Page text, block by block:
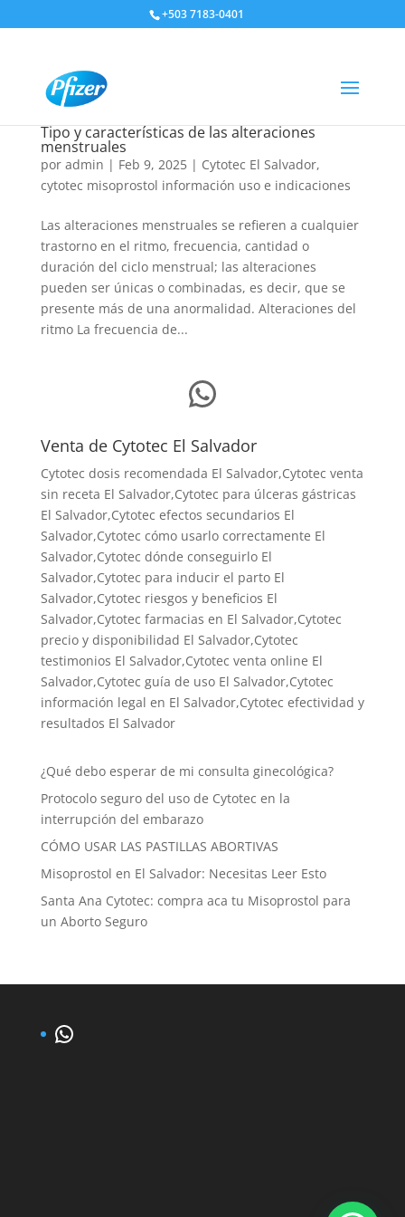
+503 7183-0401
Tipo y características de las alteraciones
menstruales
por admin | Feb 9, 2025| Cytotec El Salvador,
cytotec misoprostol información uso e indicaciones
Las alteraciones menstruales se refieren a cualquier
trastorno en el ritmo, frecuencia, cantidad o
duración del ciclo menstrual; las alteraciones
pueden ser únicas o combinadas, es decir, que se
presente más de una anormalidad. Alteraciones del
ritmo La frecuencia de...
WhatsApp
Venta de Cytotec El Salvador
Cytotec dosis recomendada El Salvador,Cytotec venta
sin receta El Salvador,Cytotec para úlceras gástricas
El Salvador,Cytotec efectos secundarios El
Salvador,Cytotec cómo usarlo correctamente El
Salvador,Cytotec dónde conseguirlo El
Salvador,Cytotec para inducir el parto El
Salvador,Cytotec riesgos y beneficios El
Salvador,Cytotec farmacias en El Salvador,Cytotec
precio y disponibilidad El Salvador,Cytotec
testimonios El Salvador,Cytotec venta online El
Salvador,Cytotec guía de uso El Salvador,Cytotec
información legal en El Salvador,Cytotec efectividad y
resultados El Salvador
¿Qué debo esperar de mi consulta ginecológica?
Protocolo seguro del uso de Cytotec en la
interrupción del embarazo
CÓMO USAR LAS PASTILLAS ABORTIVAS
Misoprostol en El Salvador: Necesitas Leer Esto
Santa Ana Cytotec: compra aca tu Misoprostol para
un Aborto Seguro
WhatsApp